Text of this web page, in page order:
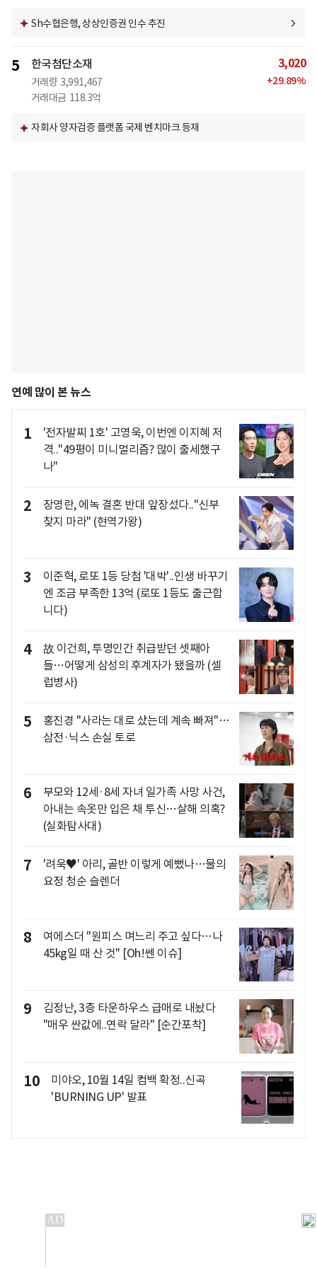
Sh수협은행, 상상인증권 인수 추진
5 한국첨단소재
거래량 3,991,467
거래대금 118.3억
3,020
+29.89%
자회사 양자검증 플랫폼 국제 벤치마크 등재
연예 많이 본 뉴스
1
'전자발찌 1호' 고영욱, 이번엔 이지혜 저
격.."49평이 미니멀리즘? 많이 출세했구
나"
2
장영란, 에녹 결혼 반대 앞장섰다.."신부
찾지 마라" (현역가왕)
3
이준혁, 로또 1등 당첨 '대박'..인생 바꾸기
엔 조금 부족한 13억 (로또 1등도 출근합
니다)
4
故 이건희, 투명인간 취급받던 셋째아
들…어떻게 삼성의 후계자가 됐을까 (셀
럽병사)
5
홍진경 "사라는 대로 샀는데 계속 빠져"…
삼전·닉스 손실 토로
6
부모와 12세·8세 자녀 일가족 사망 사건,
아내는 속옷만 입은 채 투신…살해 의혹?
(실화탐사대)
7
'려욱♥' 아리, 골반 이렇게 예뻤나…물의
요정 청순 슬렌더
8
여에스더 "원피스 며느리 주고 싶다…나
45kg일 때 산 것" [Oh!쎈 이슈]
9
김정난, 3층 타운하우스 급매로 내놨다
"매우 싼값에..연락 달라" [순간포착]
10
미야오, 10월 14일 컴백 확정..신곡
'BURNING UP' 발표